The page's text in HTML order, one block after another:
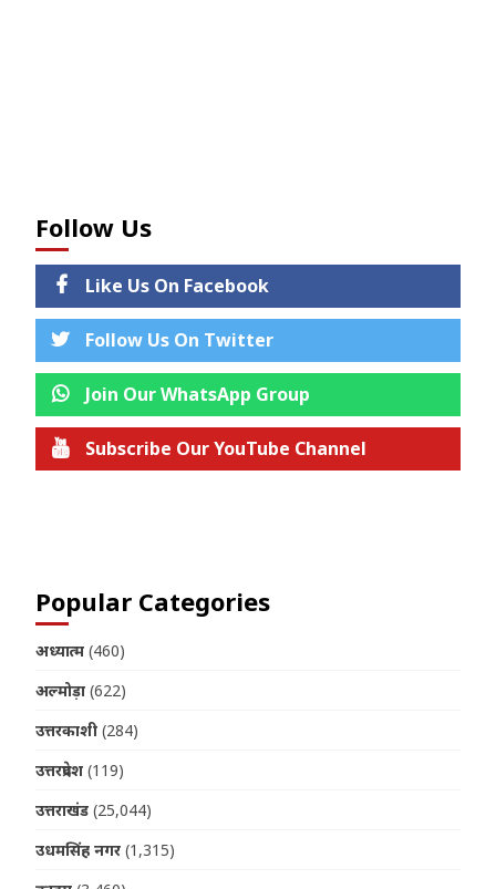
Follow Us
Like Us On Facebook
Follow Us On Twitter
Join Our WhatsApp Group
Subscribe Our YouTube Channel
Popular Categories
अध्यात्म (460)
अल्मोड़ा (622)
उत्तरकाशी (284)
उत्तरप्रदेश (119)
उत्तराखंड (25,044)
उधमसिंह नगर (1,315)